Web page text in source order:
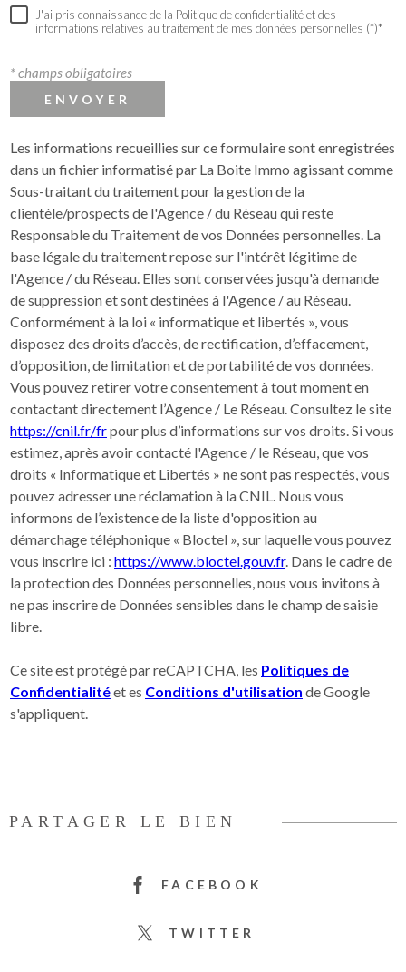
J'ai pris connaissance de la Politique de confidentialité et des
informations relatives au traitement de mes données personnelles (*)*
* champs obligatoires
ENVOYER
Les informations recueillies sur ce formulaire sont enregistrées
dans un fichier informatisé par La Boite Immo agissant comme
Sous-traitant du traitement pour la gestion de la
clientèle/prospects de l'Agence / du Réseau qui reste
Responsable du Traitement de vos Données personnelles. La
base légale du traitement repose sur l'intérêt légitime de
l'Agence / du Réseau. Elles sont conservées jusqu'à demande
de suppression et sont destinées à l'Agence / au Réseau.
Conformément à la loi « informatique et libertés », vous
disposez des droits d’accès, de rectification, d’effacement,
d’opposition, de limitation et de portabilité de vos données.
Vous pouvez retirer votre consentement à tout moment en
contactant directement l’Agence / Le Réseau. Consultez le site
https://cnil.fr/frpour plus d’informations sur vos droits. Si vous
estimez, après avoir contacté l'Agence / le Réseau, que vos
droits « Informatique et Libertés » ne sont pas respectés, vous
pouvez adresser une réclamation à la CNIL. Nous vous
informons de l’existence de la liste d'opposition au
démarchage téléphonique « Bloctel », sur laquelle vous pouvez
vous inscrire ici : https://www.bloctel.gouv.fr. Dans le cadre de
la protection des Données personnelles, nous vous invitons à
ne pas inscrire de Données sensibles dans le champ de saisie
libre.
Ce site est protégé par reCAPTCHA, les Politiques de
Confidentialitéet es Conditions d'utilisation de Google
s'appliquent.
PARTAGER LE BIEN
FACEBOOK
TWITTER